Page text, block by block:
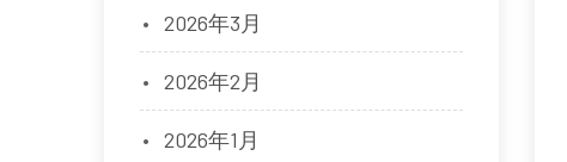
2026年3月
2026年2月
2026年1月